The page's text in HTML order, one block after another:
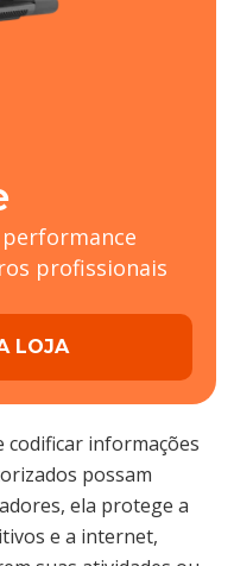
profissionais
LOJA
codificar informações
possam
ela protege a
e a internet,